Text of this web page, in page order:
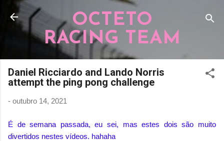
Pular para o conteúdo principal
OCTETO
RACING TEAM
Daniel Ricciardo and Lando Norris
attempt the ping pong challenge
- outubro 14, 2021
É de semana passada, eu sei, mas estes dois são muito
divertidos nestes vídeos. hahaha